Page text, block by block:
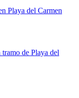
Playa del Carmen
de Playa del